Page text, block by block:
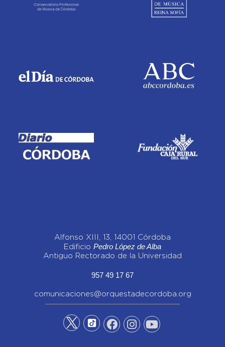
Alfonso XIII, 13, 14001 Córdoba
Edificio Pedro López de Alba
Antiguo Rectorado de la Universidad
957 49 17 67
comunicaciones@orquestadecordoba.org